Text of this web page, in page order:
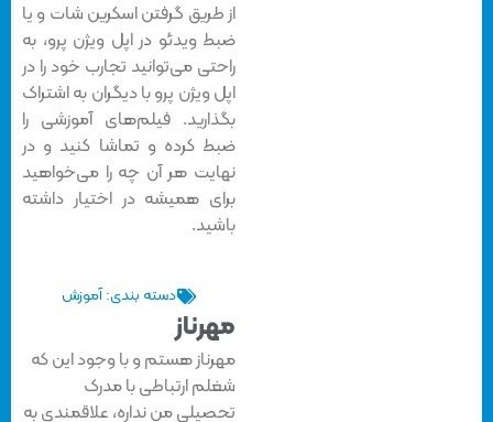
از طریق گرفتن اسکرین شات و یا
ضبط ویدئو در اپل ویژن پرو، به
راحتی می‌توانید تجارب خود را در
اپل ویژن پرو با دیگران به اشتراک
بگذارید. فیلم‌های آموزشی را
ضبط کرده و تماشا کنید و در
نهایت هر آن چه را می‌خواهید
برای همیشه در اختیار داشته
باشید.
دسته بندی:آموزش
مهرناز
مهرناز هستم و با وجود این که
شغلم ارتباطی با مدرک
تحصیلی من نداره، علاقمندی به